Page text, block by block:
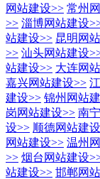
网站建设>> 常州
>> 淄博网站建设
站建设>> 昆明网
>> 汕头网站建设
站建设>> 大连网
嘉兴网站建设>>
建设>> 锦州网站
岗网站建设>> 南
设>> 顺德网站建设
网站建设>> 温州
>> 烟台网站建设
站建设>> 邯郸网